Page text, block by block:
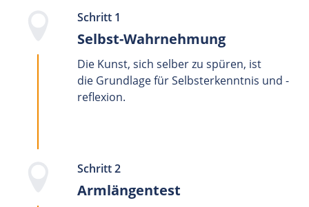
Schritt 1
Selbst-Wahrnehmung
Die Kunst, sich selber zu spüren, ist
die Grundlage für Selbsterkenntnis und -
reflexion.
Schritt 2
Armlängentest